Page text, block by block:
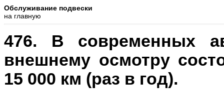
Обслуживание подвески
на главную
476. В современных
внешнему осмотру
15 000 км (раз в год).